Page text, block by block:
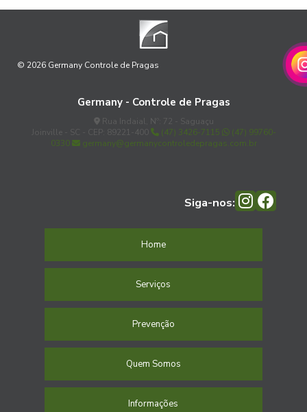
© 2026 Germany Controle de Pragas
Germany - Controle de Pragas
Rua Indaial, Nº: 72 - Saguaçu
Joinville - SC - CEP: 89221-400
(47) 3426-7115
(47) 99760-
0330
germany@germanycontroledepragas.com.br
Siga-nos:
Home
Serviços
Prevenção
Quem Somos
Informações